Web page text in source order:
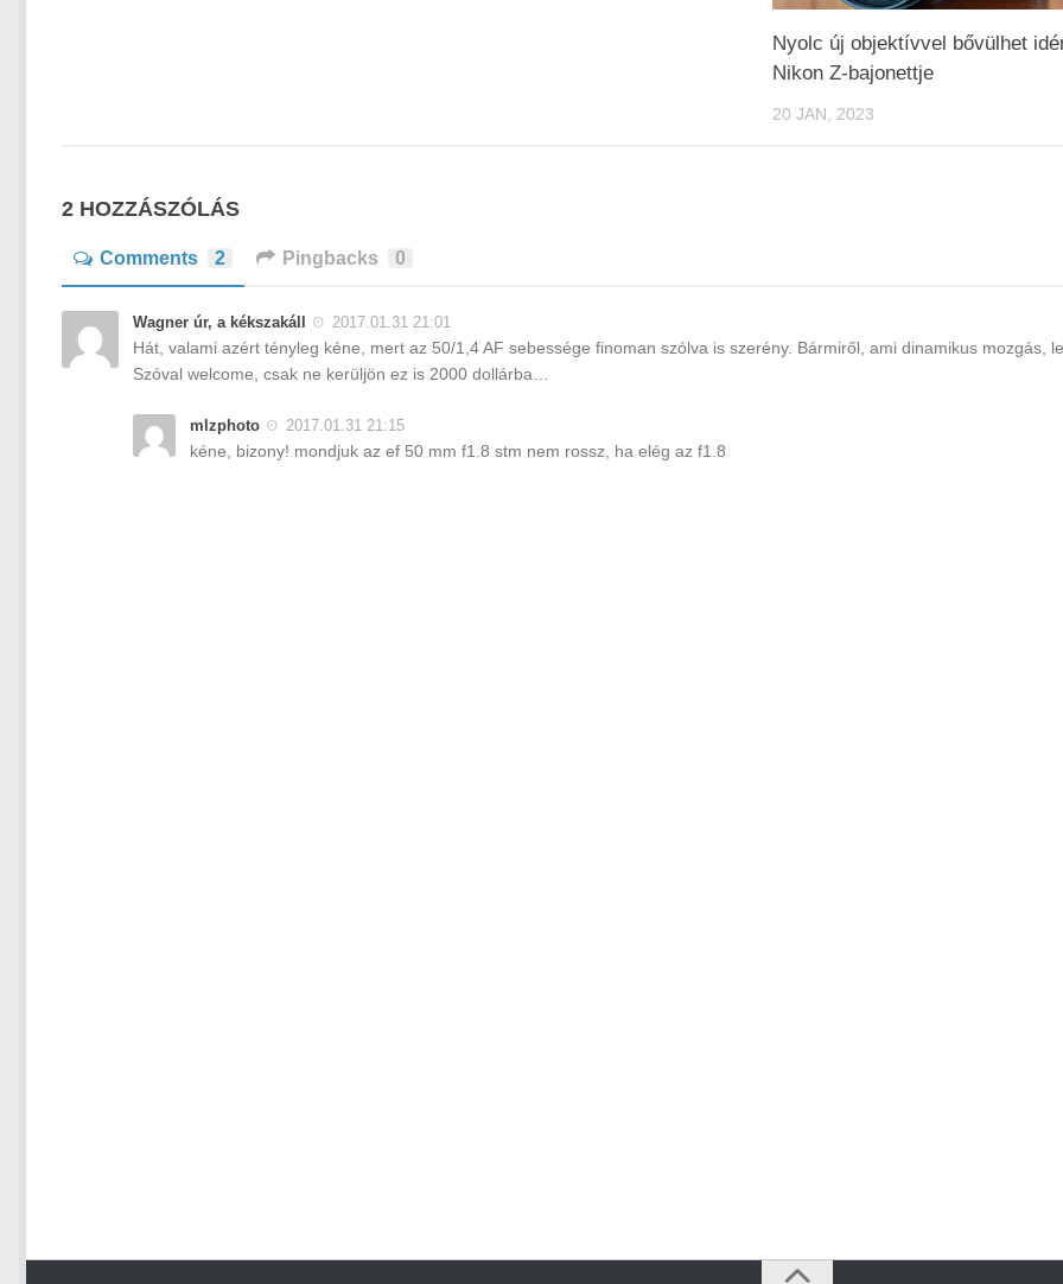
Nyolc új objektívvel bővülhet
Nikon Z-bajonettje
20 JAN, 2023
2 HOZZÁSZÓLÁS
Comments 2 Pingbacks 0
Wagner úr, a kékszakáll 2017.01.31 21:01
Hát, valami azért tényleg kéne, mert az 50/1,4 AF sebessége finoman szólva is szerény. Bármiről, ami dinamikus mozgás,
Szóval welcome, csak ne kerüljön ez is 2000 dollárba…
mlzphoto 2017.01.31 21:15
kéne, bizony! mondjuk az ef 50 mm f1.8 stm nem rossz, ha elég az f1.8